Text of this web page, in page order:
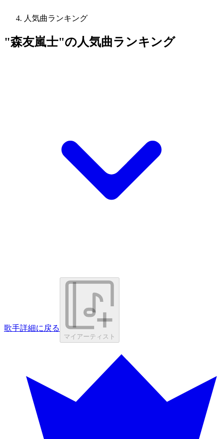
人気曲ランキング
"森友嵐士"の人気曲ランキング
歌手詳細に戻る
マイアーティスト